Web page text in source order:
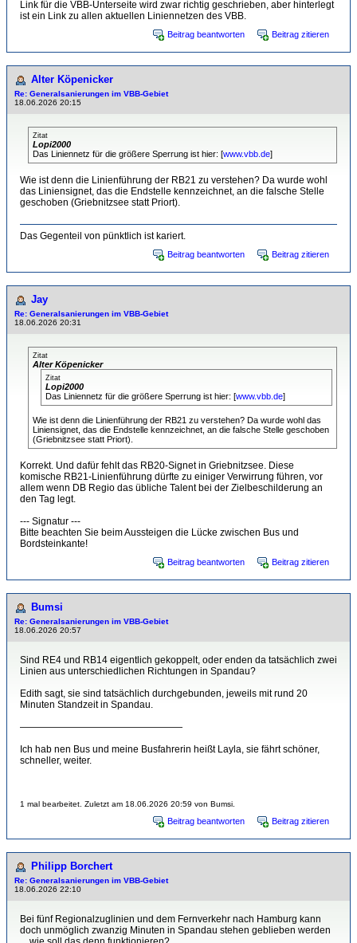
Link für die VBB-Unterseite wird zwar richtig geschrieben, aber hinterlegt
ist ein Link zu allen aktuellen Liniennetzen des VBB.
Beitrag beantworten Beitrag zitieren
Alter Köpenicker
Re: Generalsanierungen im VBB-Gebiet
18.06.2026 20:15
Zitat
Lopi2000
Das Liniennetz für die größere Sperrung ist hier: [www.vbb.de]
Wie ist denn die Linienführung der RB21 zu verstehen? Da wurde wohl
das Liniensignet, das die Endstelle kennzeichnet, an die falsche Stelle
geschoben (Griebnitzsee statt Priort).
Das Gegenteil von pünktlich ist kariert.
Beitrag beantworten Beitrag zitieren
Jay
Re: Generalsanierungen im VBB-Gebiet
18.06.2026 20:31
Zitat
Alter Köpenicker
Zitat
Lopi2000
Das Liniennetz für die größere Sperrung ist hier: [www.vbb.de]
Wie ist denn die Linienführung der RB21 zu verstehen? Da wurde wohl das
Liniensignet, das die Endstelle kennzeichnet, an die falsche Stelle geschoben
(Griebnitzsee statt Priort).
Korrekt. Und dafür fehlt das RB20-Signet in Griebnitzsee. Diese
komische RB21-Linienführung dürfte zu einiger Verwirrung führen, vor
allem wenn DB Regio das übliche Talent bei der Zielbeschilderung an
den Tag legt.
--- Signatur ---
Bitte beachten Sie beim Aussteigen die Lücke zwischen Bus und
Bordsteinkante!
Beitrag beantworten Beitrag zitieren
Bumsi
Re: Generalsanierungen im VBB-Gebiet
18.06.2026 20:57
Sind RE4 und RB14 eigentlich gekoppelt, oder enden da tatsächlich zwei
Linien aus unterschiedlichen Richtungen in Spandau?
Edith sagt, sie sind tatsächlich durchgebunden, jeweils mit rund 20
Minuten Standzeit in Spandau.
—————————————————
Ich hab nen Bus und meine Busfahrerin heißt Layla, sie fährt schöner,
schneller, weiter.
1 mal bearbeitet. Zuletzt am 18.06.2026 20:59 von Bumsi.
Beitrag beantworten Beitrag zitieren
Philipp Borchert
Re: Generalsanierungen im VBB-Gebiet
18.06.2026 22:10
Bei fünf Regionalzuglinien und dem Fernverkehr nach Hamburg kann
doch unmöglich zwanzig Minuten in Spandau stehen geblieben werden